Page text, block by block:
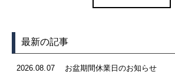
最新の記事
2026.08.07
お盆期間休業日のお知らせ